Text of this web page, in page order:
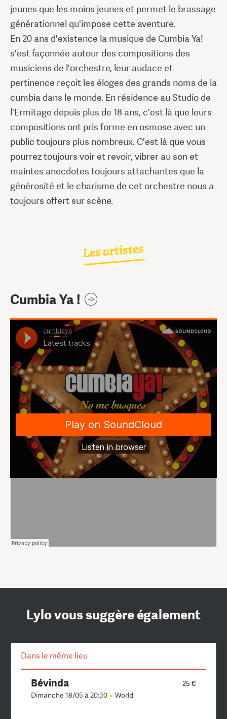
jeunes que les moins jeunes et permet le brassage
générationnel qu'impose cette aventure.
En 20 ans d'existence la musique de Cumbia Ya!
s'est façonnée autour des compositions des
musiciens de l'orchestre, leur audace et
pertinence reçoit les éloges des grands noms de la
cumbia dans le monde. En résidence au Studio de
l'Ermitage depuis plus de 18 ans, c'est là que leurs
compositions ont pris forme en osmose avec un
public toujours plus nombreux. C'est là que vous
pourrez toujours voir et revoir, vibrer au son et
maintes anecdotes toujours attachantes que la
générosité et le charisme de cet orchestre nous a
toujours offert sur scène.
Les artistes
Cumbia Ya !
Lylo vous suggère également
Dans le même lieu
25 €
Bévinda
Dimanche 18/05 à 20:30 World